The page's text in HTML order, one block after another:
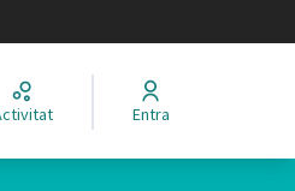
Activitat Entra